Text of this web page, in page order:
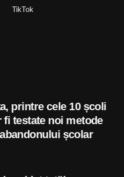
TikTok
printre cele 10 școli
testate noi metode
școlar